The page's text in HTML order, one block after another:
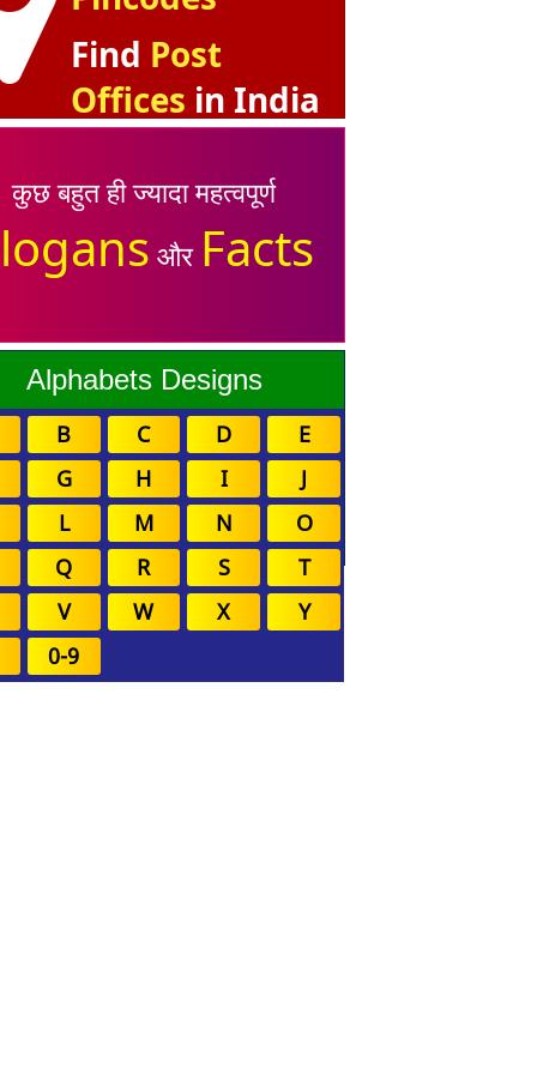
Find Post
Offices in India
कुछ बहुत ही ज्यादा महत्वपूर्ण
और Facts
Alphabets Designs
B C D
E
G H I
J
L M N
O
Q R S
T
V W X
Y
0-9